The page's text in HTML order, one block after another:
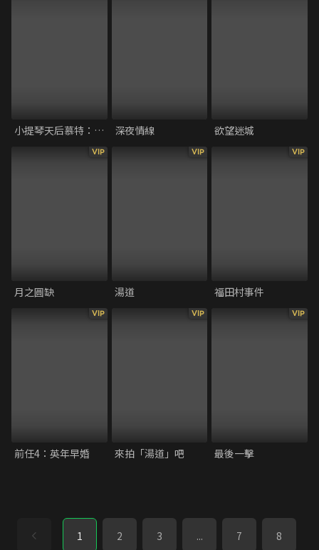
小提琴天后慕特：愛樂一生 深夜情線 欲望迷城
VIP
月之圓缺
VIP
湯道
VIP
福田村事件
VIP
前任4：英年早婚
VIP
來拍「湯道」吧
VIP
最後一擊
1 2 3 ... 7 8